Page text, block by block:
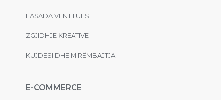
FASADA VENTILUESE
ZGJIDHJE KREATIVE
KUJDESI DHE MIRËMBAJTJA
E-COMMERCE